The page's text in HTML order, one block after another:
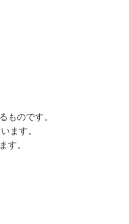
ものです。
ます。
す。